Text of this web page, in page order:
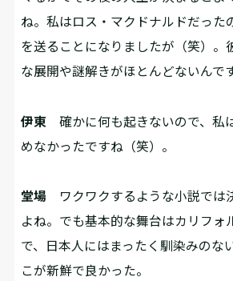
ね。私はロス・マクドナルドだった
を送ることになりましたが（笑）。
な展開や謎解きがほとんどないんで
伊東 確かに何も起きないので、私
めなかったですね（笑）。
堂場 ワクワクするような小説では
よね。でも基本的な舞台はカリフォ
で、日本人にはまったく馴染みのな
こが新鮮で良かった。